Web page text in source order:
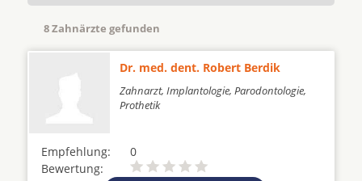
8 Zahnärzte gefunden
Dr. med. dent. Robert Berdik
Zahnarzt, Implantologie, Parodontologie,
Prothetik
Empfehlung:
0
Bewertung: